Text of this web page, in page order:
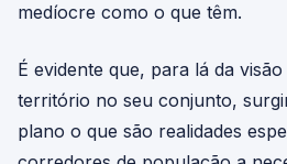
medíocre como o que têm.
É evidente que, para lá da
território no seu conjunto,
plano o que são realidades